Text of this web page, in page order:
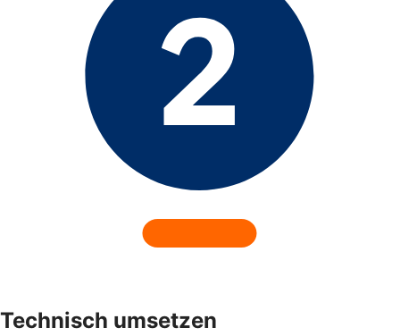
Technisch umsetzen